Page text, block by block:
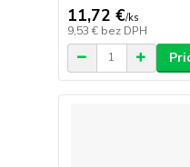
11,72 €/ks
9,53 € bez DPH